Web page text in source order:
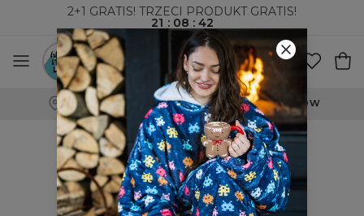
2+1 GRATIS! TRZECI PRODUKT GRATIS!
21 : 08 :41
WYSYŁKA ZA POBRANIEM I DO PACZKOMATÓW